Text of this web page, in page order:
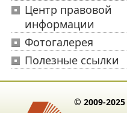
Центр правовой
информации
Фотогалерея
Полезные ссылки
© 2009-